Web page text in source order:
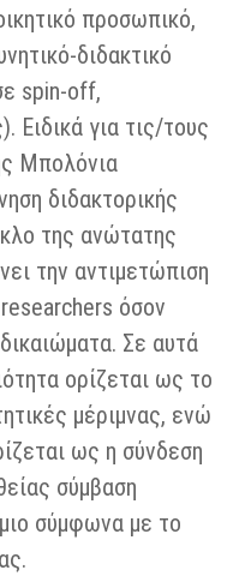
προσωπικό,
διδακτικό
spin-off,
Ειδικά για τις/τους
Μπολόνια
διδακτορικής
της ανώτατης
την αντιμετώπιση
όσον
Σε αυτά
ορίζεται ως το
μέριμνας, ενώ
ως η σύνδεση
σύμβαση
σύμφωνα με το